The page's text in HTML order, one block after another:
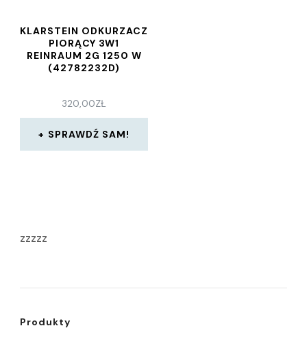
KLARSTEIN ODKURZACZ
PIORĄCY 3W1
REINRAUM 2G 1250 W
(42782232D)
320,00ZŁ
SPRAWDŹ SAM!
zzzzz
Produkty